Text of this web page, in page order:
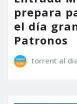
prepara
el día
Patronos
torrent al